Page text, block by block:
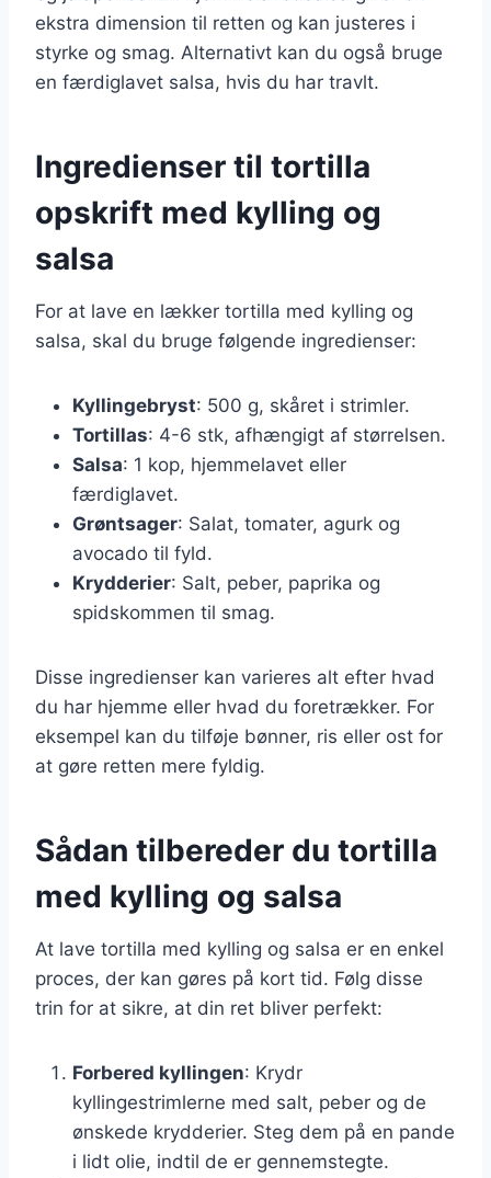
ekstra dimension til retten og kan justeres i
styrke og smag. Alternativt kan du også bruge
en færdiglavet salsa, hvis du har travlt.
Ingredienser til tortilla
opskrift med kylling og
salsa
For at lave en lækker tortilla med kylling og
salsa, skal du bruge følgende ingredienser:
Kyllingebryst: 500 g, skåret i strimler.
Tortillas: 4-6 stk, afhængigt af størrelsen.
Salsa: 1 kop, hjemmelavet eller
færdiglavet.
Grøntsager: Salat, tomater, agurk og
avocado til fyld.
Krydderier: Salt, peber, paprika og
spidskommen til smag.
Disse ingredienser kan varieres alt efter hvad
du har hjemme eller hvad du foretrækker. For
eksempel kan du tilføje bønner, ris eller ost for
at gøre retten mere fyldig.
Sådan tilbereder du tortilla
med kylling og salsa
At lave tortilla med kylling og salsa er en enkel
proces, der kan gøres på kort tid. Følg disse
trin for at sikre, at din ret bliver perfekt:
Forbered kyllingen: Krydr
kyllingestrimlerne med salt, peber og de
ønskede krydderier. Steg dem på en pande
i lidt olie, indtil de er gennemstegte.